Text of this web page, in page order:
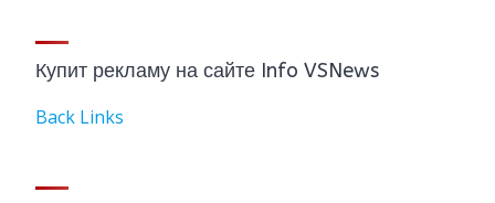
Купит рекламу на сайте Info VSNews
Back Links